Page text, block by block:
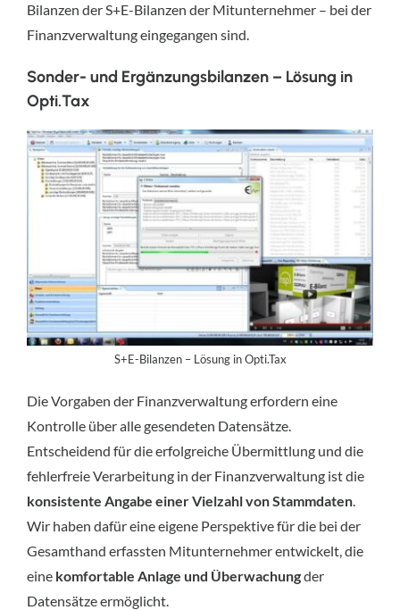
Bilanzen der S+E-Bilanzen der Mitunternehmer – bei der
Finanzverwaltung eingegangen sind.
Sonder- und Ergänzungsbilanzen – Lösung in
Opti.Tax
S+E-Bilanzen – Lösung in Opti.Tax
Die Vorgaben der Finanzverwaltung erfordern eine
Kontrolle über alle gesendeten Datensätze.
Entscheidend für die erfolgreiche Übermittlung und die
fehlerfreie Verarbeitung in der Finanzverwaltung ist die
konsistente Angabe einer Vielzahl von Stammdaten
Wir haben dafür eine eigene Perspektive für die bei der
Gesamthand erfassten Mitunternehmer entwickelt, die
eine komfortable Anlage und Überwachungder
Datensätze ermöglicht.